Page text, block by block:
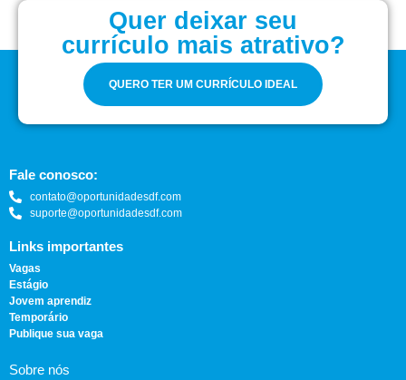
Quer deixar seu
currículo mais atrativo?
QUERO TER UM CURRÍCULO IDEAL
Fale conosco:
contato@oportunidadesdf.com
suporte@oportunidadesdf.com
Links importantes
Vagas
Estágio
Jovem aprendiz
Temporário
Publique sua vaga
Sobre nós